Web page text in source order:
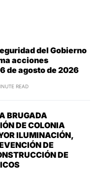
del Gobierno
acciones
de agosto de 2026
READ
BRUGADA
DE COLONIA
ILUMINACIÓN,
DE
DE